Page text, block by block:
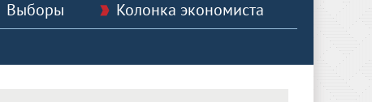
Выборы
Колонка экономиста